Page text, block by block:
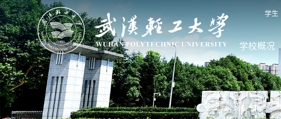
学生
学校概况